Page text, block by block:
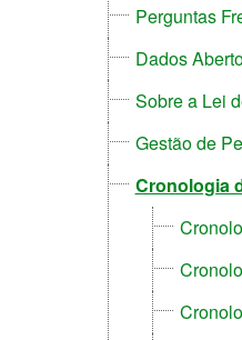
Perguntas
Dados
Sobre a Lei
Gestão de
Cronologia